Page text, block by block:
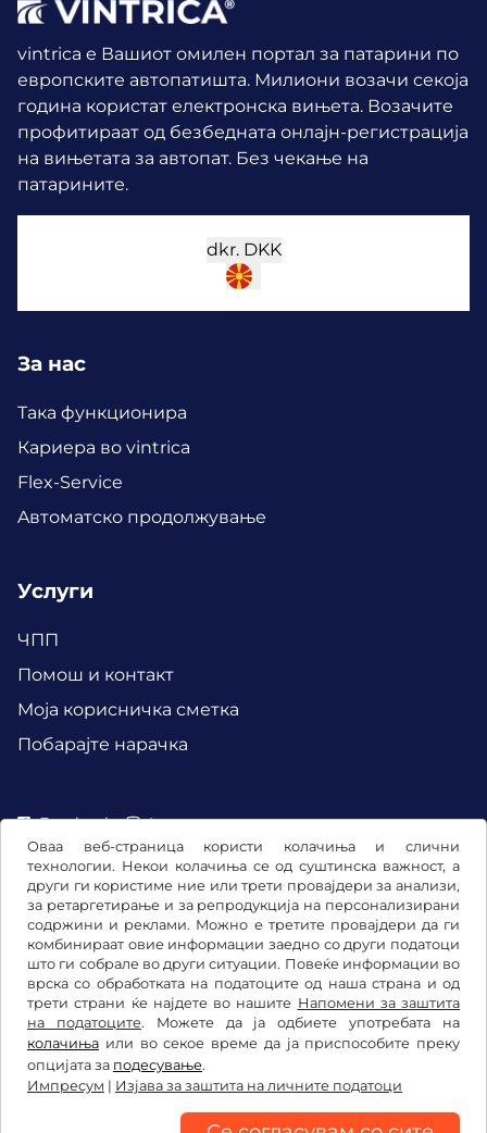
Оваа веб-страница користи колачиња и слични
технологии. Некои колачиња се од суштинска важност, а
други ги користиме ние или трети провајдери за анализи,
за ретаргетирање и за репродукција на персонализирани
содржини и реклами. Можно е третите провајдери да ги
комбинираат овие информации заедно со други податоци
што ги собрале во други ситуации. Повеќе информации во
врска со обработката на податоците од наша страна и од
трети страни ќе најдете во нашите Напомени за заштита
на податоците. Можете да ја одбиете употребата на
колачиња или во секое време да ја приспособите преку
опцијата за подесување.
Импресум | Изјава за заштита на личните податоци
vintrica е Вашиот омилен портал за патарини по
европските автопатишта. Милиони возачи секоја
година користат електронска вињета. Возачите
профитираат од безбедната онлајн-регистрација
на вињетата за автопат. Без чекање на
патарините.
dkr. DKK
За нас
Така функционира
Кариера во vintrica
Flex-Service
Aвтоматско продолжување
Услуги
ЧПП
Помош и контакт
Mоја корисничка сметка
Побарајте нарачка
Facebook Instagram
Општи услови и правила / Право на откажување
Изјава за заштита на личните податоци
Подесување на колачињата
Импресум